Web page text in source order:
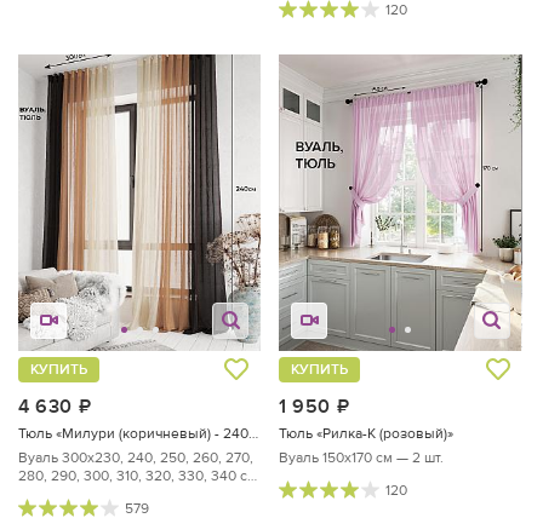
120
4 630
КУПИТЬ
Тюль «Милури (коричневый) - 240 см»
Вуаль 300х230, 240, 250, 260, 270,
280, 290, 300, 310, 320, 330, 340 см
579
1 950
КУПИТЬ
Тюль «Рилка-К (розовый)»
Вуаль 150х170 см — 2 шт.
120